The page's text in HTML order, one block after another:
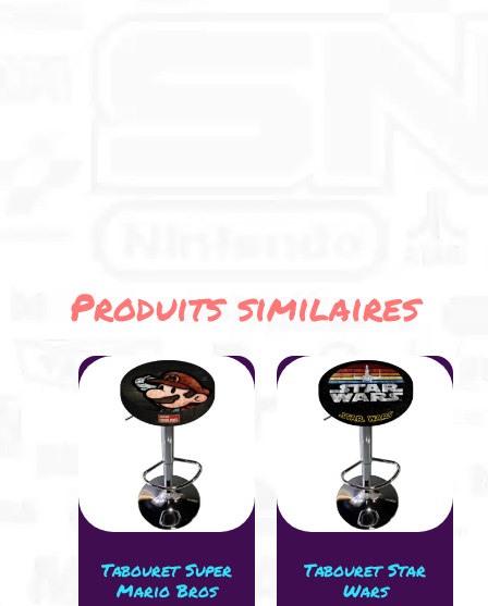
Produits similaires
Tabouret Super
Mario Bros
Tabouret Star
Wars